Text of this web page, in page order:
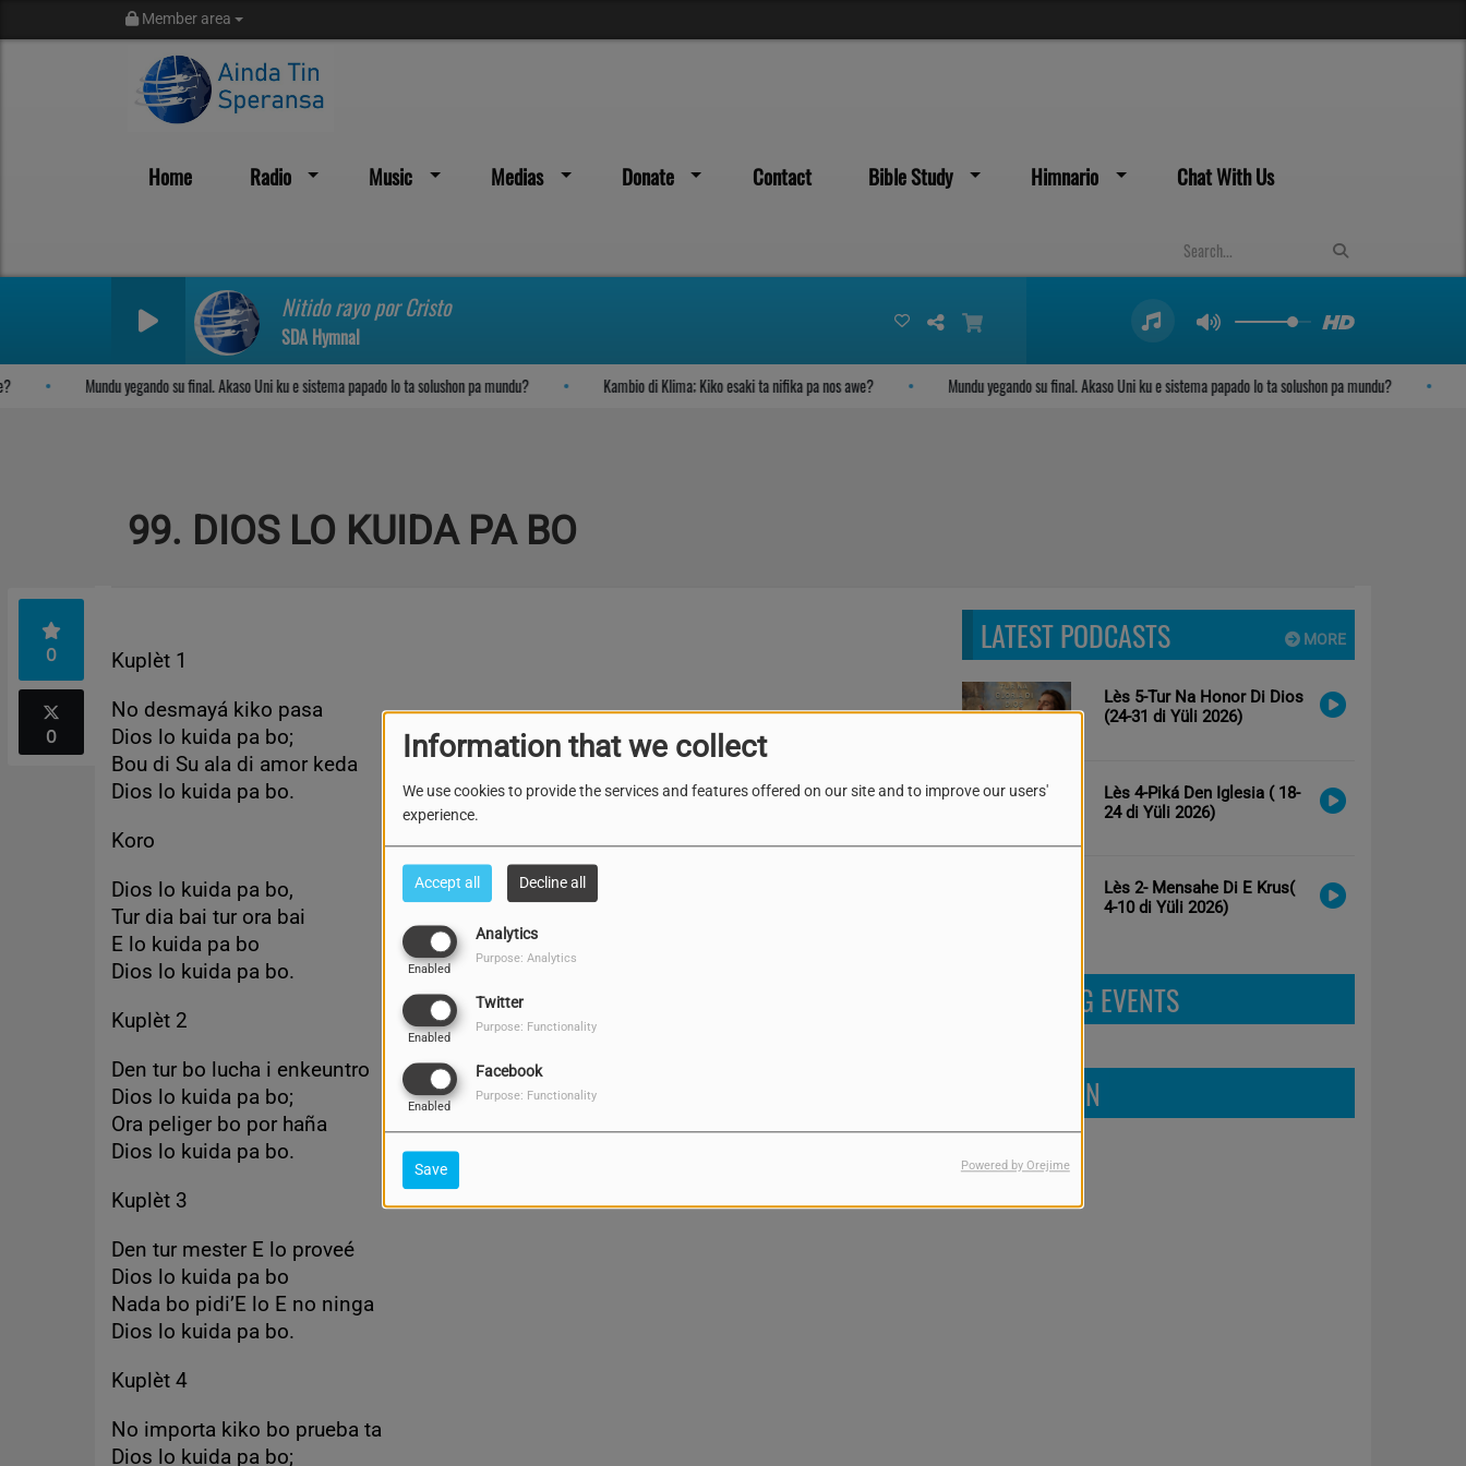
Information that we collect
We use cookies to provide the services and features offered on our site and to improve our users'
experience.
Accept all Decline all
Analytics
Enabled
Purpose: Analytics
Twitter
Enabled
Purpose: Functionality
Facebook
Enabled
Purpose: Functionality
Save Powered by Orejime
Member area
Home Radio Music Medias Donate Contact Bible Study Himnario Chat With Us
Nitido rayo por Cristo
SDA Hymnal
Mundu yegando su final. Akaso Uni ku e sistema papado lo ta solushon pa mundu? Kambio di Klima; Kiko esaki ta nifika pa nos awe? Mundu yegando su final. Akaso Uni ku e sistema papado lo ta solushon pa mundu?
99. DIOS LO KUIDA PA BO
0
0
Kuplèt 1
No desmayá kiko pasa
Dios lo kuida pa bo;
Bou di Su ala di amor keda
Dios lo kuida pa bo.
Koro
Dios lo kuida pa bo,
Tur dia bai tur ora bai
E lo kuida pa bo
Dios lo kuida pa bo.
Kuplèt 2
Den tur bo lucha i enkeuntro
Dios lo kuida pa bo;
Ora peliger bo por haña
Dios lo kuida pa bo.
Kuplèt 3
Den tur mester E lo proveé
Dios lo kuida pa bo
Nada bo pidi’E lo E no ninga
Dios lo kuida pa bo.
Kuplèt 4
No importa kiko bo prueba ta
Dios lo kuida pa bo;
MORE
LATEST PODCASTS
Lès 5-Tur Na Honor Di Dios
(24-31 di Yüli 2026)
Lès 4-Piká Den Iglesia ( 18-
24 di Yüli 2026)
Lès 2- Mensahe Di E Krus(
4-10 di Yüli 2026)
UPCOMING EVENTS
FIND US ON